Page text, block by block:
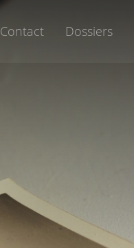
Contact Dossiers